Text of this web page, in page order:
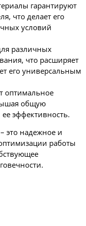
гарантируют
что делает его
условий
различных
что расширяет
его универсальным
оптимальное
общую
эффективность.
– это надежное и
работы